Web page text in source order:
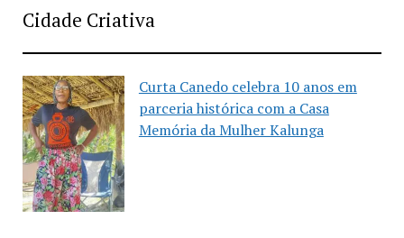
Cidade Criativa
Curta Canedo celebra 10 anos em
parceria histórica com a Casa
Memória da Mulher Kalunga